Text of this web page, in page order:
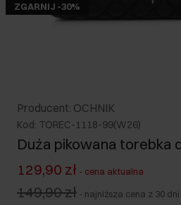
ZGARNIJ -30%
Producent: OCHNIK
Kod: TOREC-1118-99(W26)
Duża pikowana torebka
129,90 zł - cena aktualna
149,90 zł - najniższa cena z 30